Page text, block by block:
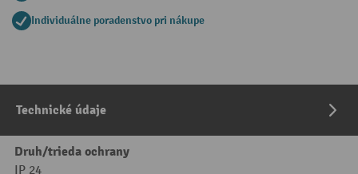
Individuálne poradenstvo pri nákupe
Technické údaje
Druh/trieda ochrany
IP 24